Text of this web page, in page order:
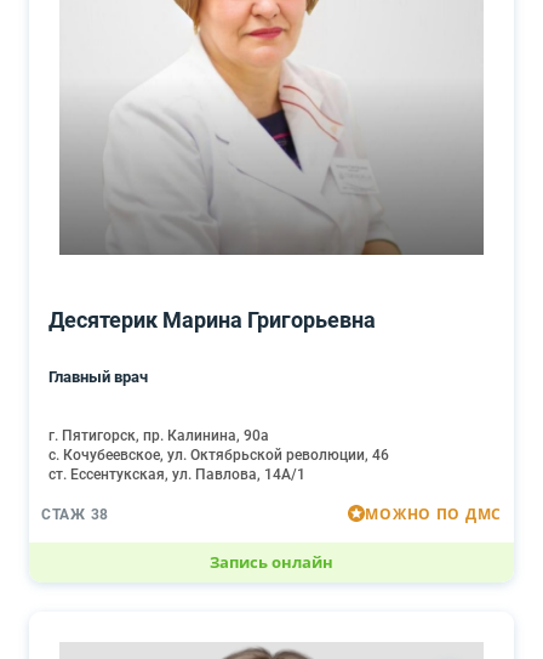
Десятерик Марина Григорьевна
Главный врач
г. Пятигорск, пр. Калинина, 90а
с. Кочубеевское, ул. Октябрьской революции, 46
ст. Ессентукская, ул. Павлова, 14А/1
СТАЖ 38 МОЖНО ПО ДМС
Запись онлайн